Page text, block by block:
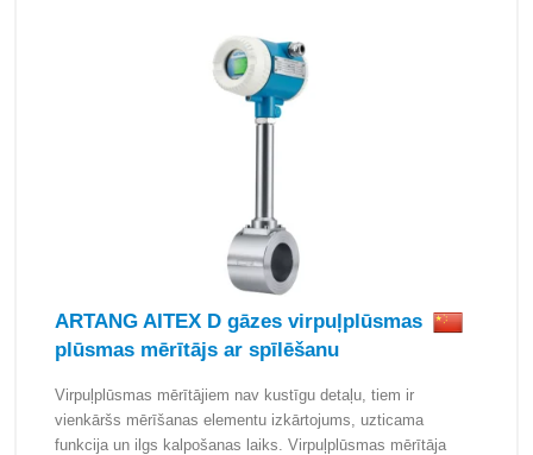
ARTANG AITEX D gāzes virpuļplūsmas
plūsmas mērītājs ar spīlēšanu
Virpuļplūsmas mērītājiem nav kustīgu detaļu, tiem ir
vienkāršs mērīšanas elementu izkārtojums, uzticama
funkcija un ilgs kalpošanas laiks. Virpuļplūsmas mērītāja